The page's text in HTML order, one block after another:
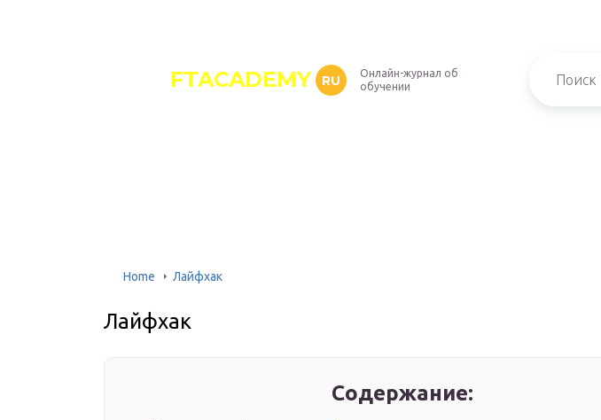
FTACADEMY RU
Онлайн-журнал об
обучении
Home Лайфхак
Лайфхак
Содержание: